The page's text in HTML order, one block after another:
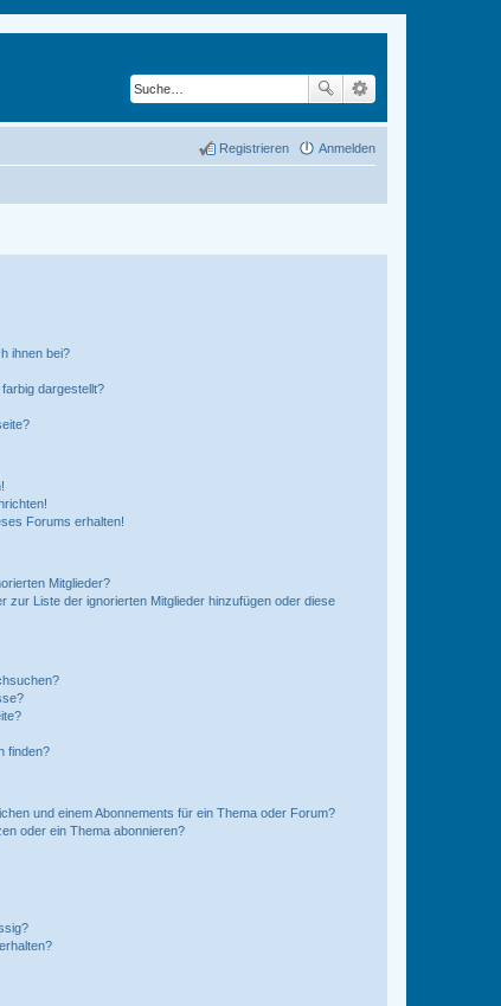
Anmelden
Registrieren
ihnen bei?
dargestellt?
Forums erhalten!
Mitglieder?
zur Liste der ignorierten Mitglieder hinzufügen oder diese
finden?
und einem Abonnements für ein Thema oder Forum?
oder ein Thema abonnieren?